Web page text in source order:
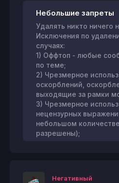
Небольшие запреты
Удалять никто ничего
Исключения по
случаях:
1) Оффтоп - любые
по теме;
2) Чрезмерное
оскорблений,
выходящие за рамки
3) Чрезмерное
нецензурных
небольшом количестве
разрешены);
Негативный